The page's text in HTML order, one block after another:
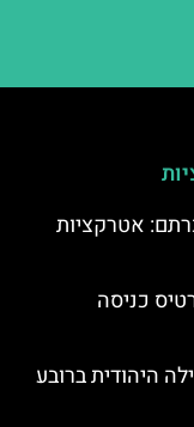
אטרקציות
כניסה
היהודית ברובע